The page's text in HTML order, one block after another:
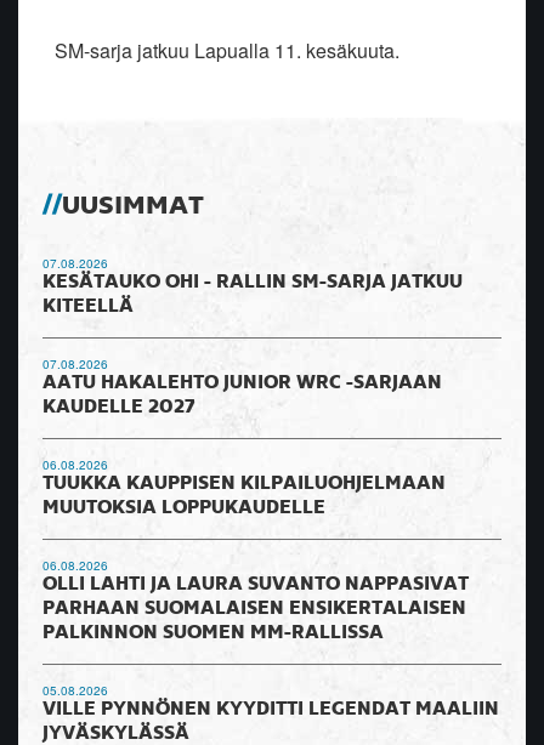
SM-sarja jatkuu Lapualla 11. kesäkuuta.
UUSIMMAT
07.08.2026
KESÄTAUKO OHI - RALLIN SM-SARJA JATKUU
KITEELLÄ
07.08.2026
AATU HAKALEHTO JUNIOR WRC -SARJAAN
KAUDELLE 2027
06.08.2026
TUUKKA KAUPPISEN KILPAILUOHJELMAAN
MUUTOKSIA LOPPUKAUDELLE
06.08.2026
OLLI LAHTI JA LAURA SUVANTO NAPPASIVAT
PARHAAN SUOMALAISEN ENSIKERTALAISEN
PALKINNON SUOMEN MM-RALLISSA
05.08.2026
VILLE PYNNÖNEN KYYDITTI LEGENDAT MAALIIN
JYVÄSKYLÄSSÄ